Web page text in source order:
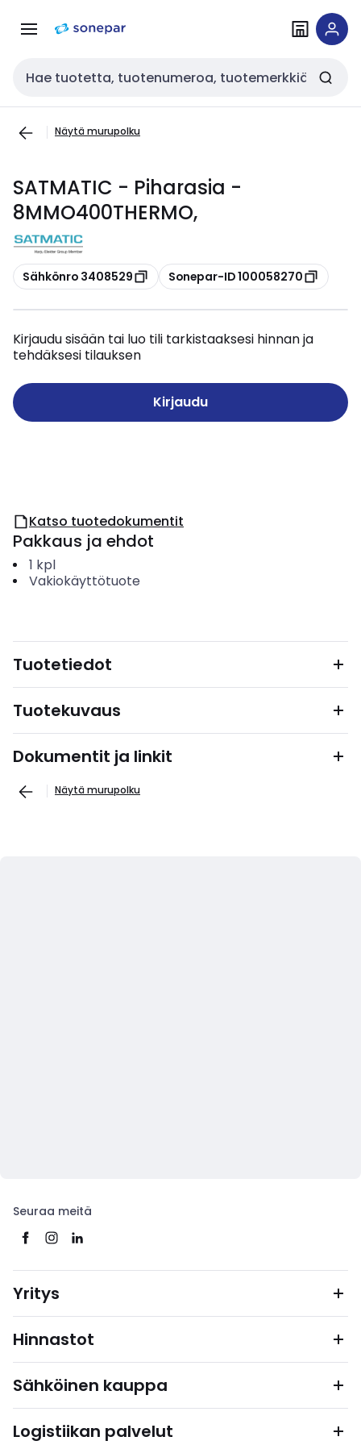
navigointiinsisältöön
Haku
Näytä murupolku
SATMATIC - Piharasia -
8MMO400THERMO,
Kopioi
Sähkönro 3408529 Kopioi
Sonepar-ID 100058270
Kirjaudu sisään tai luo tili tarkistaaksesi hinnan ja
tehdäksesi tilauksen
Kirjaudu
Katso tuotedokumentit
Pakkaus ja ehdot
1 kpl
Vakiokäyttötuote
Tuotetiedot
Tuotekuvaus
Dokumentit ja linkit
Näytä murupolku
Seuraa meitä
Yritys
Hinnastot
Sähköinen kauppa
Logistiikan palvelut